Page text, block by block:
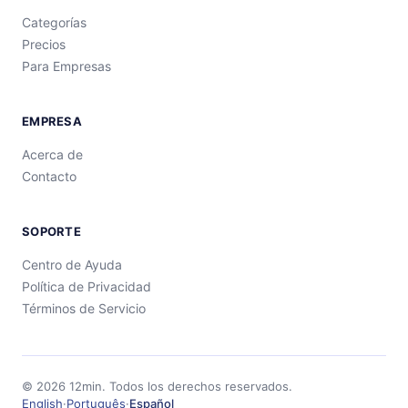
Categorías
Precios
Para Empresas
EMPRESA
Acerca de
Contacto
SOPORTE
Centro de Ayuda
Política de Privacidad
Términos de Servicio
© 2026 12min. Todos los derechos reservados.
English·Português·Español